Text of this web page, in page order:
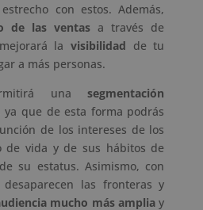
con estos. Además,
de las ventas a través de
lavisibilidad de tu
a más personas.
unasegmentación
ya que de esta forma podrás
de los intereses de los
de vida y de sus hábitos de
su estatus. Asimismo, con
las fronteras y
mucho más amplia y